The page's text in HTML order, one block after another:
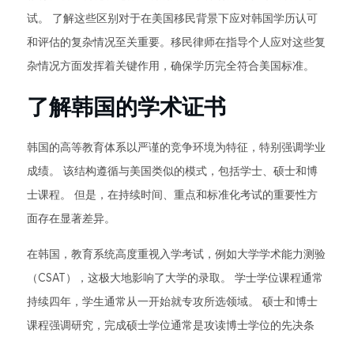
试。 了解这些区别对于在美国移民背景下应对韩国学历认可
和评估的复杂情况至关重要。移民律师在指导个人应对这些复
杂情况方面发挥着关键作用，确保学历完全符合美国标准。
了解韩国的学术证书
韩国的高等教育体系以严谨的竞争环境为特征，特别强调学业
成绩。 该结构遵循与美国类似的模式，包括学士、硕士和博
士课程。 但是，在持续时间、重点和标准化考试的重要性方
面存在显著差异。
在韩国，教育系统高度重视入学考试，例如大学学术能力测验
（CSAT），这极大地影响了大学的录取。 学士学位课程通常
持续四年，学生通常从一开始就专攻所选领域。 硕士和博士
课程强调研究，完成硕士学位通常是攻读博士学位的先决条